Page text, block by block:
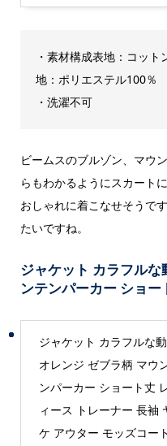
・素材構成表地：コッ
地：ポリエステル100％
・洗濯不可
ビームスのブルゾン、マウ
らもわかるようにスカート
おしゃれに着こなせそうで
たいですね。
ジャケット カラフル
ンテンパーカー ショ
ジャケット カラフルな
オレンジ ゼブラ柄 マウ
ンパーカー ショート丈
ィース トレーナー 長袖
ケ アウター モッズコー